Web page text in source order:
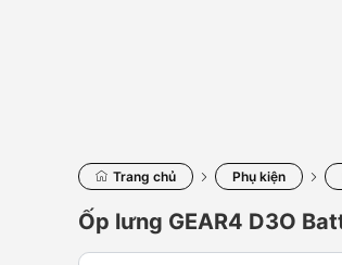
Trang chủ Phụ kiện
Ốp lưng GEAR4 D3O